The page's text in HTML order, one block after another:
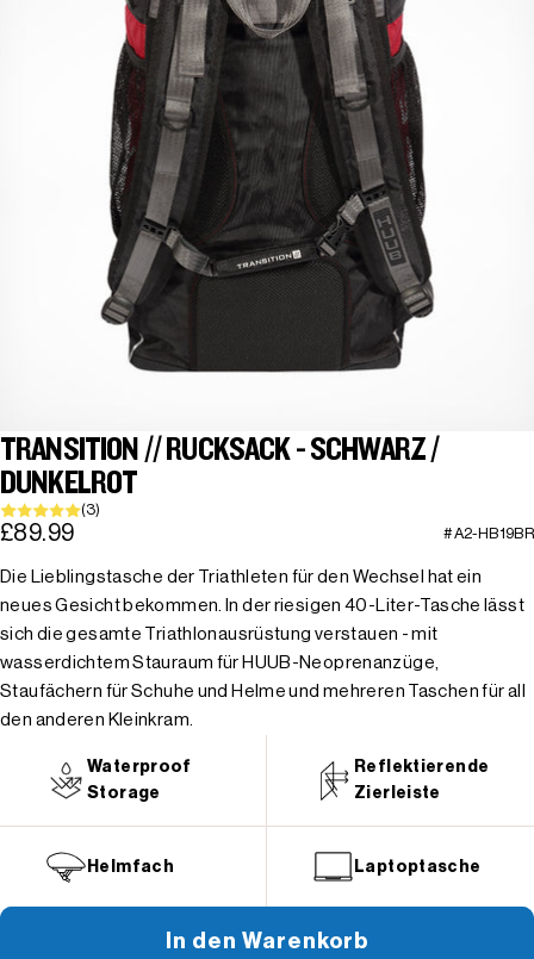
TRANSITION // RUCKSACK - SCHWARZ /
DUNKELROT
(3)
£89.99 #A2-HB19BR
Die Lieblingstasche der Triathleten für den Wechsel hat ein
neues Gesicht bekommen. In der riesigen 40-Liter-Tasche lässt
sich die gesamte Triathlonausrüstung verstauen - mit
wasserdichtem Stauraum für HUUB-Neoprenanzüge,
Staufächern für Schuhe und Helme und mehreren Taschen für all
den anderen Kleinkram.
Waterproof
Storage
Reflektierende
Zierleiste
Helmfach Laptoptasche
In den Warenkorb